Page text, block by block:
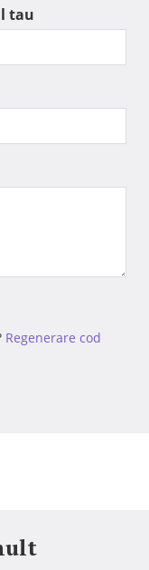
tau
Regenerare cod